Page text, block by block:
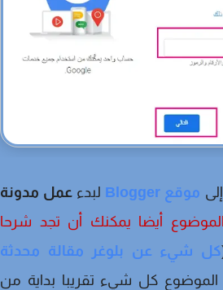
موقع Blogger لبدءعمل مدونة
أيضا يمكنك أن تجد شرحا
شيء عن بلوغر مقالة محدثة
كل شيء تقريبا بداية من